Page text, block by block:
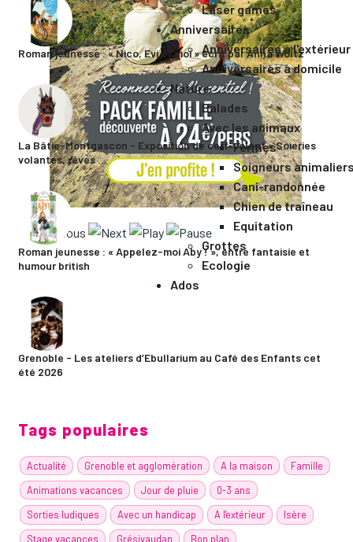
Laser games
Anniversaires
Anniversaires à l'extérieur
Anniversaires à domicile
Nature
Balades
Avec les animaux
Fermes
Soigneurs
Cani-randonnée
Chien de traîneau
Equitation
Grottes
Ecologie
Ados
Roman jeunesse : « Nico, Evi et moi » écrit par Anna Woltz
La Bâtie-Montgascon - Exposition de cerf-volant « Soieries
volantes, rêves ...
Roman jeunesse : « Appelez-moi Aby ! », entre fantaisie et
humour british
Grenoble - Les ateliers d’Ebullarium au Café des Enfants cet
été 2026
Tags populaires
Actualité Grenoble et agglomération A la maison
Famille
Animations vacances
Jour de pluie
0-3 ans
Sorties ludiques
Avec un handicap A l'extérieur
Isère
Stage vacances
Grésivaudan Bon plan